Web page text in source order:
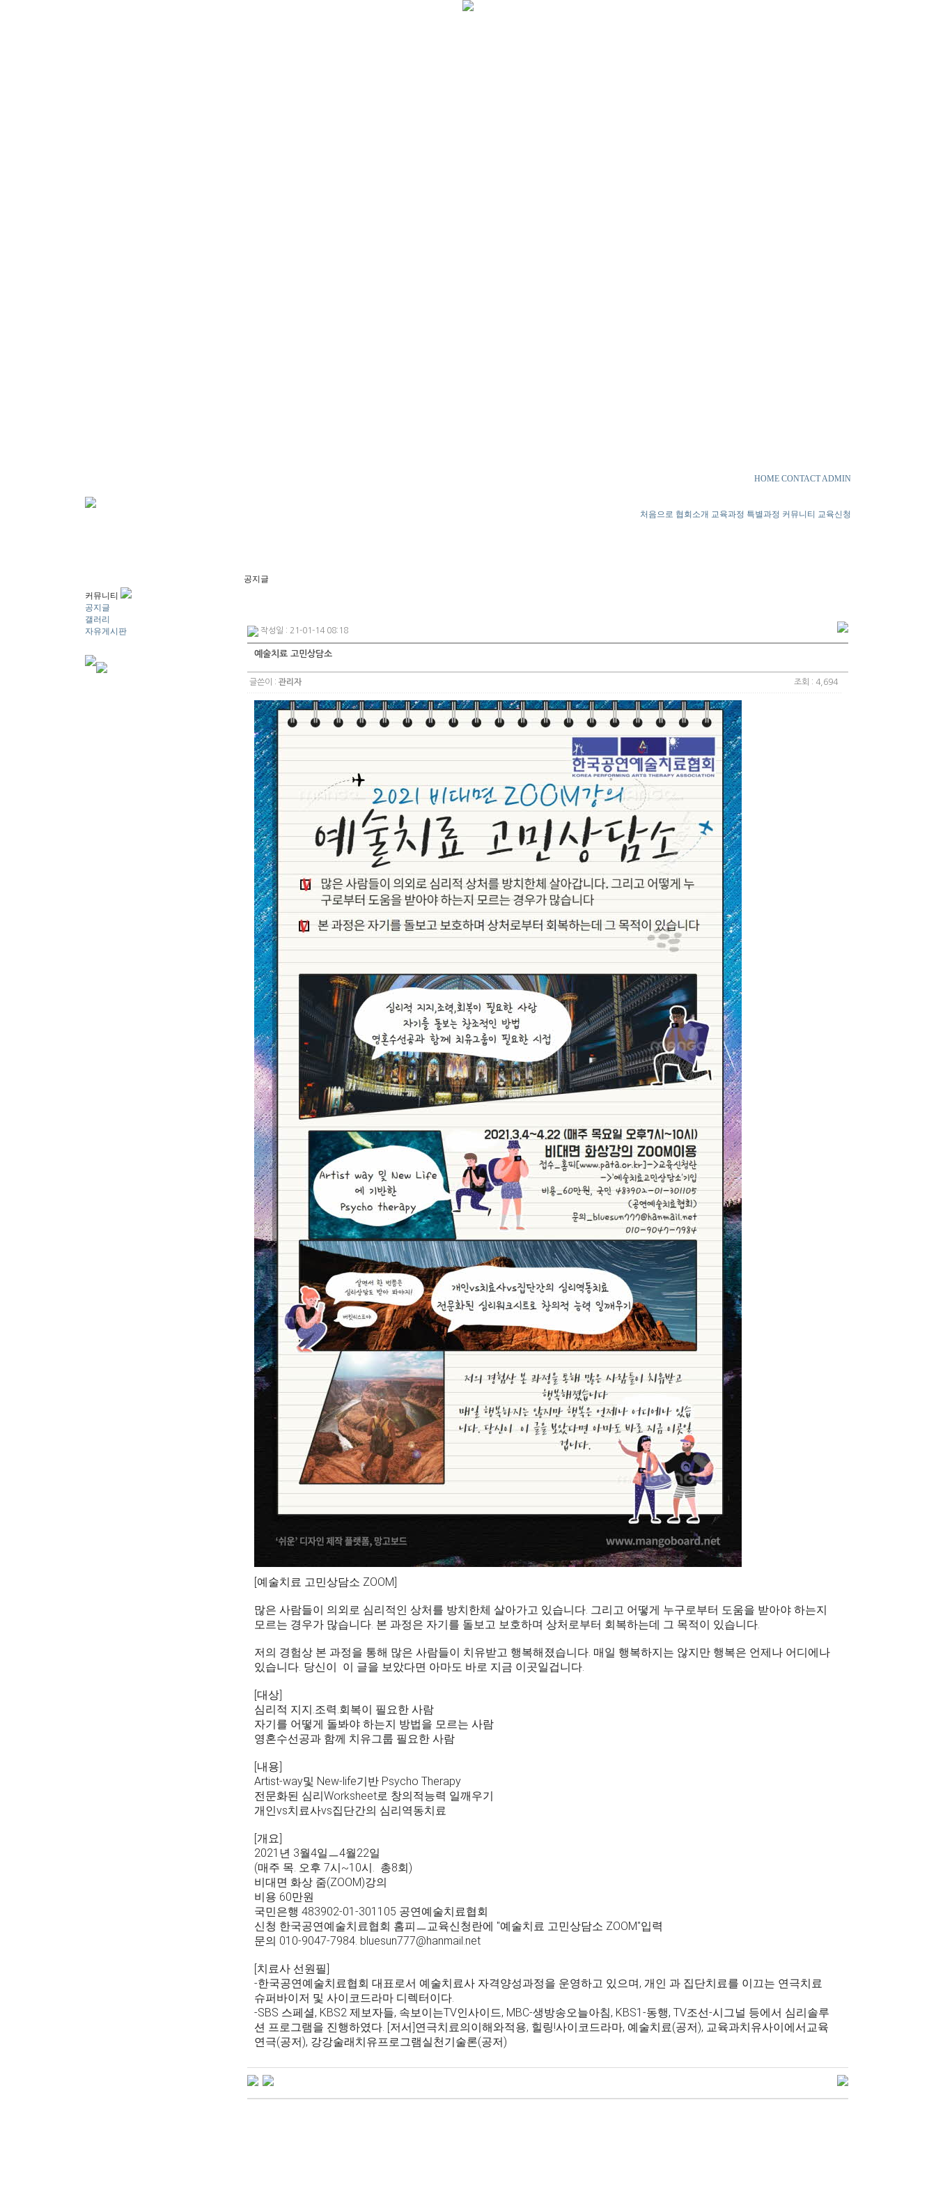
HOME CONTACTADMIN
처음으로 협회소개 교육과정 특별과정 커뮤니티 교육신청
커뮤니티
공지글
갤러리
자유게시판
공지글
작성일 : 21-01-14 08:18
예술치료 고민상담소
글쓴이 : 관리자 조회 : 4,694
[예술치료 고민상담소 ZOOM]
많은 사람들이 의외로 심리적인 상처를 방치한체 살아가고 있습니다. 그리고 어떻게 누구로부터 도움을 받아야 하는지
모르는 경우가 많습니다. 본 과정은 자기를 돌보고 보호하며 상처로부터 회복하는데 그 목적이 있습니다.
저의 경험상 본 과정을 통해 많은 사람들이 치유받고 행복해졌습니다. 매일 행복하지는 않지만 행복은 언제나 어디에나
있습니다. 당신이 이 글을 보았다면 아마도 바로 지금 이곳일겁니다.
[대상]
심리적 지지.조력.회복이 필요한 사람
자기를 어떻게 돌봐야 하는지 방법을 모르는 사람
영혼수선공과 함께 치유그룹 필요한 사람
[내용]
Artist-way및 New-life기반 Psycho Therapy
전문화된 심리Worksheet로 창의적능력 일깨우기
개인vs치료사vs집단간의 심리역동치료
[개요]
2021년 3월4일ㅡ4월22일
(매주 목. 오후 7시~10시. 총8회)
비대면 화상 줌(ZOOM)강의
비용 60만원
국민은행 483902-01-301105 공연예술치료협회
신청 한국공연예술치료협회 홈피ㅡ교육신청란에 "예술치료 고민상담소 ZOOM"입력
문의 010-9047-7984. bluesun777@hanmail.net
[치료사 선원필]
-한국공연예술치료협회 대표로서 예술치료사 자격양성과정을 운영하고 있으며, 개인 과 집단치료를 이끄는 연극치료
슈퍼바이저 및 사이코드라마 디렉터이다.
-SBS 스페셜, KBS2 제보자들, 속보이는TV인사이드, MBC-생방송오늘아침, KBS1-동행, TV조선-시그널 등에서 심리솔루
션 프로그램을 진행하였다. [저서]연극치료의이해와적용, 힐링!사이코드라마, 예술치료(공저), 교육과치유사이에서교육
연극(공저), 강강술래치유프로그램실천기술론(공저)